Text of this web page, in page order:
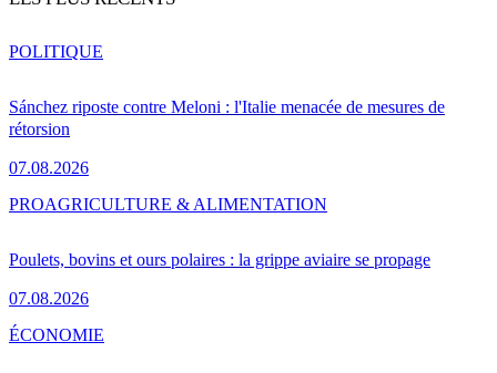
Sánchez riposte contre Meloni : l'Italie menacée de mesures de
rétorsion
07.08.2026
POLITIQUE
Poulets, bovins et ours polaires : la grippe aviaire se propage
07.08.2026
PROAGRICULTURE & ALIMENTATION
ÉCONOMIE